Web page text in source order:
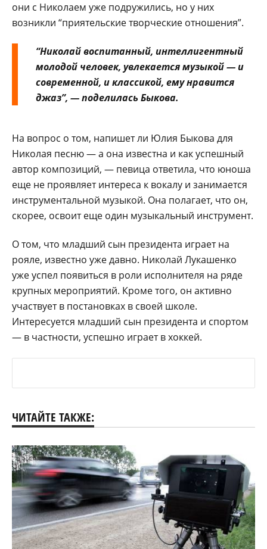
они с Николаем уже подружились, но у них
возникли “приятельские творческие отношения”.
“Николай воспитанный, интеллигентный
молодой человек, увлекается музыкой — и
современной, и классикой, ему нравится
джаз”, — поделилась Быкова.
На вопрос о том, напишет ли Юлия Быкова для
Николая песню — а она известна и как успешный
автор композиций, — певица ответила, что юноша
еще не проявляет интереса к вокалу и занимается
инструментальной музыкой. Она полагает, что он,
скорее, освоит еще один музыкальный инструмент.
О том, что младший сын президента играет на
рояле, известно уже давно. Николай Лукашенко
уже успел появиться в роли исполнителя на ряде
крупных мероприятий. Кроме того, он активно
участвует в постановках в своей школе.
Интересуется младший сын президента и спортом
— в частности, успешно играет в хоккей.
ЧИТАЙТЕ ТАКЖЕ: